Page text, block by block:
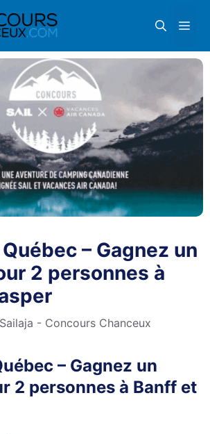
– Gagnez un
2 personnes à
Sailaja - Concours Chanceux
– Gagnez un
2 personnes à Banff et